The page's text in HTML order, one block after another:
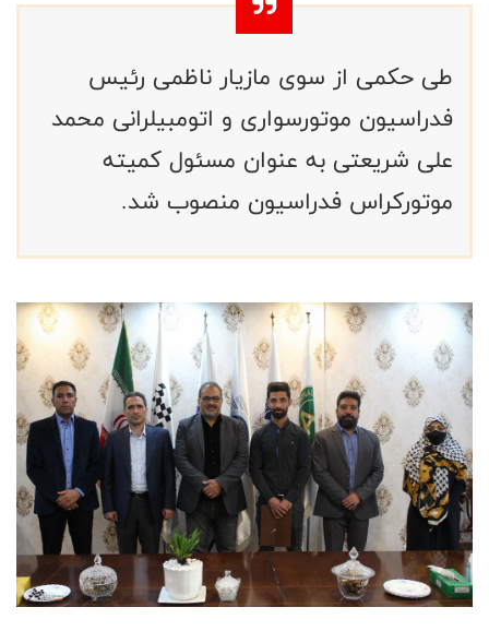
طی حکمی از سوی مازیار ناظمی رئیس
فدراسیون موتورسواری و اتومبیلرانی محمد
علی شریعتی به عنوان مسئول کمیته
موتورکراس فدراسیون منصوب شد.